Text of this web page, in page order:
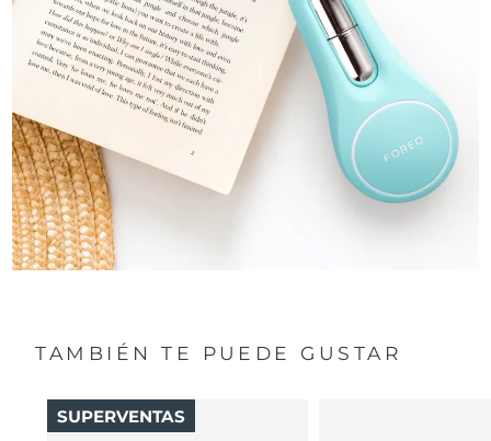
TAMBIÉN TE PUEDE GUSTAR
SUPERVENTAS